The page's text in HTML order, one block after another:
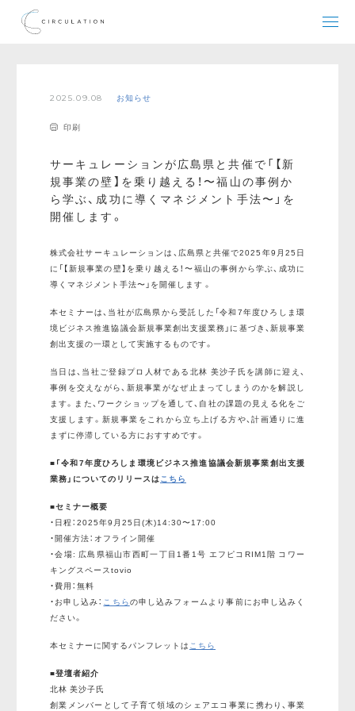
2025.09.08 お知らせ
印刷
サーキュレーションが広島県と共催で「【新
規事業の壁】を乗り越える！〜福山の事例か
ら学ぶ、成功に導くマネジメント手法〜」を
開催します。
株式会社サーキュレーションは、広島県と共催で2025年9月25日
に「【新規事業の壁】を乗り越える！〜福山の事例から学ぶ、成功に
導くマネジメント手法〜」を開催します 。
本セミナーは、当社が広島県から受託した「令和7年度ひろしま環
境ビジネス推進協議会新規事業創出支援業務」に基づき、新規事業
創出支援の一環として実施するものです。
当日は、当社ご登録プロ人材である北林 美沙子氏を講師に迎え、
事例を交えながら、新規事業がなぜ止まってしまうのかを解説し
ます。また、ワークショップを通して、自社の課題の見える化をご
支援します。新規事業をこれから立ち上げる方や、計画通りに進
まずに停滞している方におすすめです。
■「令和7年度ひろしま環境ビジネス推進協議会新規事業創出支援
業務」についてのリリースはこちら
■セミナー概要
・日程：2025年9月25日(木)14:30〜17:00
・開催方法：オフライン開催
・会場: 広島県福山市西町一丁目1番1号 エフピコRIM1階 コワー
キングスペースtovio
・費用：無料
・お申し込み： こちらの申し込みフォームより事前にお申し込みく
ださい。
本セミナーに関するパンフレットは こちら
■登壇者紹介
北林 美沙子氏
創業メンバーとして子育て領域のシェアエコ事業に携わり、事業